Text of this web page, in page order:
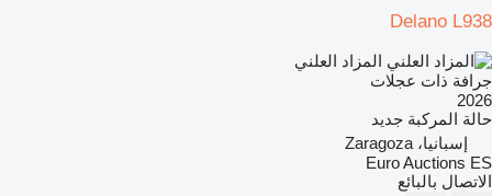
Delano L938
المزاد العلني
جرافة ذات عجلات
2026
حالة المركبة جديد
إسبانيا، Zaragoza
Euro Auctions ES
الاتصال بالبائع